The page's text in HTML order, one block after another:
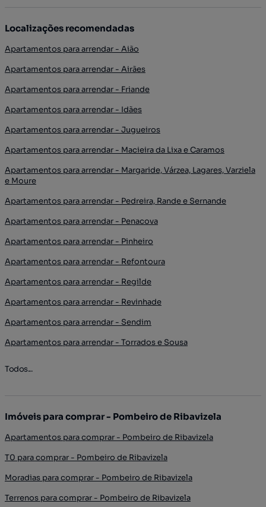
Localizações recomendadas
Apartamentos para arrendar - Aião
Apartamentos para arrendar - Airães
Apartamentos para arrendar - Friande
Apartamentos para arrendar - Idães
Apartamentos para arrendar - Jugueiros
Apartamentos para arrendar - Macieira da Lixa e Caramos
Apartamentos para arrendar - Margaride, Várzea, Lagares, Varziela
e Moure
Apartamentos para arrendar - Pedreira, Rande e Sernande
Apartamentos para arrendar - Penacova
Apartamentos para arrendar - Pinheiro
Apartamentos para arrendar - Refontoura
Apartamentos para arrendar - Regilde
Apartamentos para arrendar - Revinhade
Apartamentos para arrendar - Sendim
Apartamentos para arrendar - Torrados e Sousa
Todos...
Imóveis para comprar - Pombeiro de Ribavizela
Apartamentos para comprar - Pombeiro de Ribavizela
T0 para comprar - Pombeiro de Ribavizela
Moradias para comprar - Pombeiro de Ribavizela
Terrenos para comprar - Pombeiro de Ribavizela